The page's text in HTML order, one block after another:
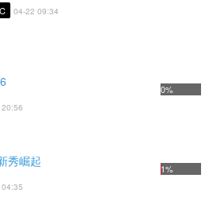
04-22 09:34
0%
秀崛起 1%